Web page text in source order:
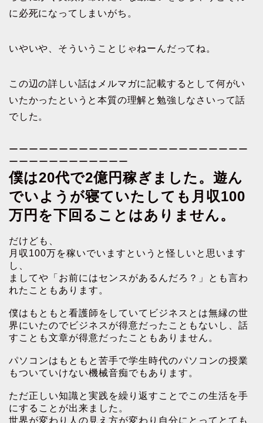
に必死になってしまいがち。
いやいや、そういうことじゃねーんだってね。
この辺の詳しい話はメルマガに記載するとして何がい
いたかったというと本質の理解と勉強しなさいって話
でした。
ーーーーーーーーーーーーーーーーーーーーーーーー
ーーーーーーーーーーーー
僕は20代で2億円稼ぎました。遊ん
でいようが寝ていたしても月収100
万円を下回ることはありません。
だけども、
月収100万を稼いでいますというと怪しいと思います
し、
ましてや「お前にはセンスがあるんだろ？」とも言わ
れたこともあります。
僕はもともと看護師をしていてビジネスとは無縁の世
界にいたのでビジネスが得意だったこともないし、話
すことも文章が得意だったこともありません。
パソコンはもともと苦手で学生時代のパソコンの授業
もついていけない機械音痴でもあります。
ただ正しい知識と実践を繰り返すことでこの生活を手
にすることが出来ました。
世界が変わり人の見え方が変わり自分にとってとても